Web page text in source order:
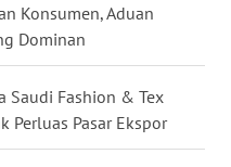
Konsumen, Aduan
Dominan
Saudi Fashion & Tex
Perluas Pasar Ekspor